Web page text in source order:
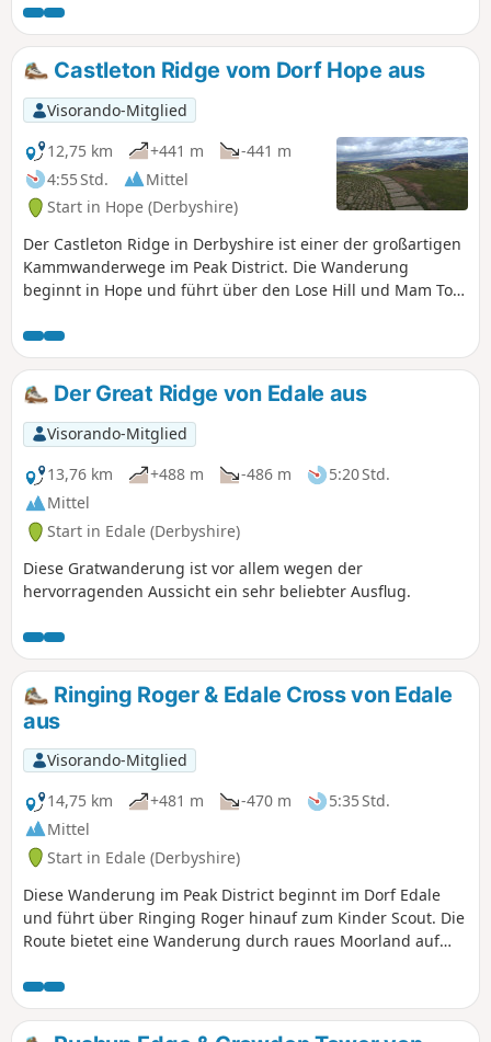
auf den Kamm, aber ansonsten ist dies
eine leichte und entspannte
Wanderung.
Castleton Ridge vom Dorf Hope aus
Visorando-Mitglied
12,75 km
+441 m
-441 m
4:55 Std.
Mittel
Start in Hope (Derbyshire)
Der Castleton Ridge in Derbyshire ist einer der großartigen
Kammwanderwege im Peak District. Die Wanderung
beginnt in Hope und führt über den Lose Hill und Mam Tor,
Der Great Ridge von Edale aus
Visorando-Mitglied
13,76 km
+488 m -486 m
5:20 Std.
Mittel
Start in Edale (Derbyshire)
Diese Gratwanderung ist vor allem wegen der
hervorragenden Aussicht ein sehr beliebter Ausflug.
Ringing Roger & Edale Cross von Edale
aus
Visorando-Mitglied
14,75 km
+481 m -470 m
5:35 Std.
Mittel
Start in Edale (Derbyshire)
Diese Wanderung im Peak District beginnt im Dorf Edale
und führt über Ringing Roger hinauf zum Kinder Scout. Die
Route bietet eine Wanderung durch raues Moorland auf
Grindsbrook, Crowden Brook und Edale Cross vorbei, bevor
es auf dem Rückweg nach Edale über die „Jacob’s Ladder“
wieder hinuntergeht.